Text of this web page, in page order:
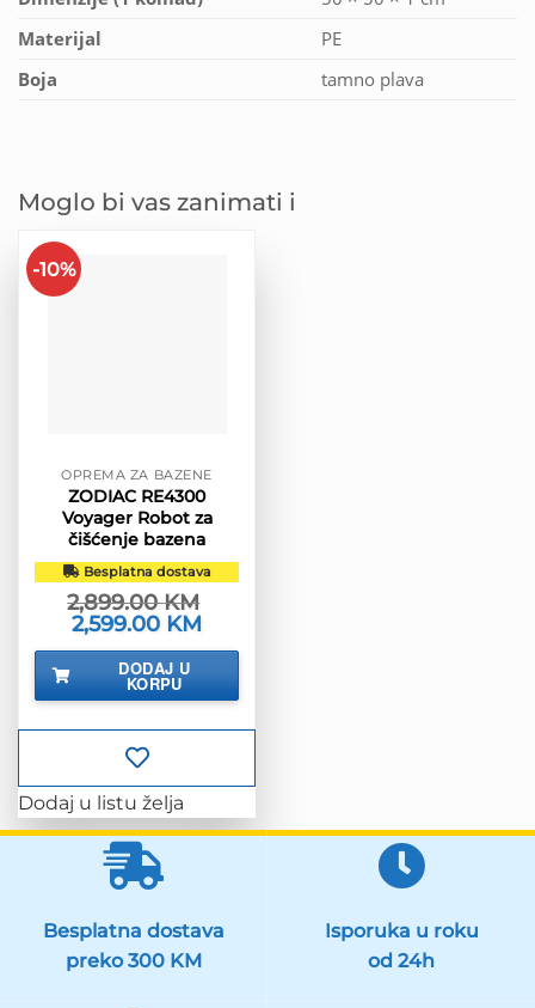
Materijal
PE
Boja
tamno plava
Moglo bi vas zanimati i
-10%
OPREMA ZA BAZENE
ZODIAC RE4300
Voyager Robot za
čišćenje bazena
Besplatna dostava
2,899.00KM
Izvorna
cijena
bila
2,899.00 KM.
2,599.00 KM
je:
DODAJ U
KORPU
Dodaj u listu želja
Besplatna dostava
preko 300 KM
Isporuka u roku
od 24h